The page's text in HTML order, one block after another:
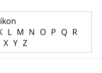
L M N O P Q R
X Y Z